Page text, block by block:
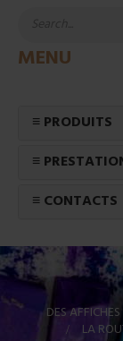
MENU
≡ PRODUITS
≡
≡ CONTACTS
DES
>
LA